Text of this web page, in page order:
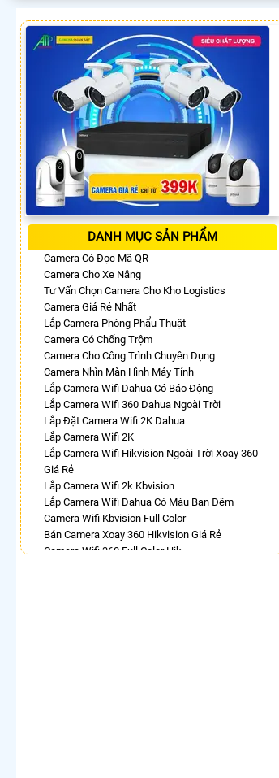
DANH MỤC SẢN PHẨM
Camera Có Đọc Mã QR
Camera Cho Xe Nâng
Tư Vấn Chọn Camera Cho Kho Logistics
Camera Giá Rẻ Nhất
Lắp Camera Phòng Phẩu Thuật
Camera Có Chống Trộm
Camera Cho Công Trình Chuyên Dụng
Camera Nhìn Màn Hình Máy Tính
Lắp Camera Wifi Dahua Có Báo Động
Lắp Camera Wifi 360 Dahua Ngoài Trời
Lắp Đặt Camera Wifi 2K Dahua
Lắp Camera Wifi 2K
Lắp Camera Wifi Hikvision Ngoài Trời Xoay 360
Giá Rẻ
Lắp Camera Wifi 2k Kbvision
Lắp Camera Wifi Dahua Có Màu Ban Đêm
Camera Wifi Kbvision Full Color
Bán Camera Xoay 360 Hikvision Giá Rẻ
Camera Wifi 360 Full Color Hik